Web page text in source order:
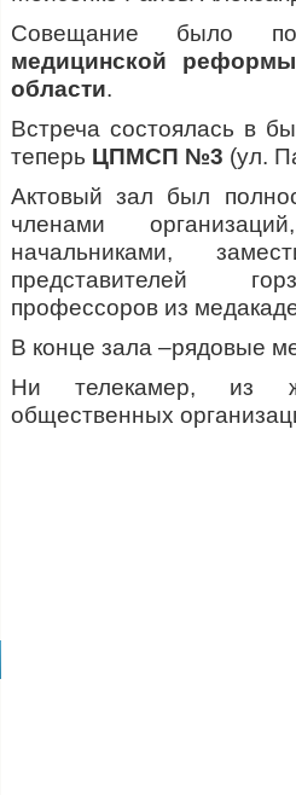
Совещание было
медицинской
области.
Встреча состоялась в
теперь ЦПМСП №3 (ул.
Актовый зал был
членами
начальниками,
представителей
профессоров из
В конце зала –рядовые
Ни телекамер, из
общественных